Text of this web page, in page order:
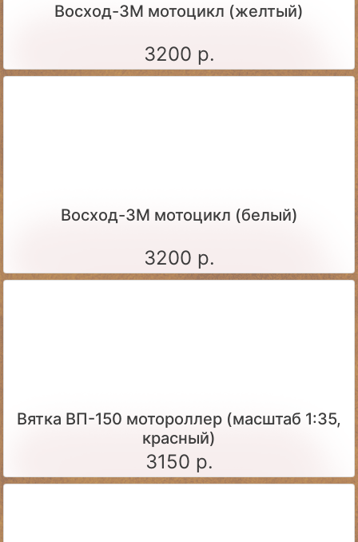
Восход-3М мотоцикл (желтый)
3200 р.
Восход-3М мотоцикл (белый)
3200 р.
Вятка ВП-150 мотороллер (масштаб 1:35,
красный)
3150 р.